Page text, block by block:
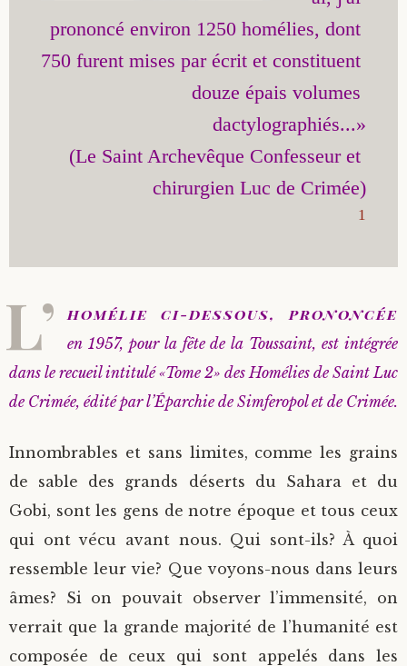
Saint Sophrony l’Athonite
Sainte Matrone de Moscou
Staritsa Marie Makovkine
Archimandrite Lazare (Abachidzé)
Geronda Arsenios le Spiléote
Gerondissa Makrina (Vassopoulou)
Archimandrite Nathanaël (Pospelov)
prononcé environ 1250 homélies, dont
750 furent mises par écrit et constituent
douze épais volumes
dactylographiés...»
(Le Saint Archevêque Confesseur et
chirurgien Luc de Crimée)
1
L’ homélie ci-dessous, prononcée
en 1957, pour la fête de la Toussaint, est intégrée
dans le recueil intitulé «Tome 2» des Homélies de Saint Luc
de Crimée, édité par l’Éparchie de Simferopol et de Crimée.
Innombrables et sans limites, comme les grains
de sable des grands déserts du Sahara et du
Gobi, sont les gens de notre époque et tous ceux
qui ont vécu avant nous. Qui sont-ils? À quoi
ressemble leur vie? Que voyons-nous dans leurs
âmes? Si on pouvait observer l’immensité, on
verrait que la grande majorité de l’humanité est
composée de ceux qui sont appelés dans les